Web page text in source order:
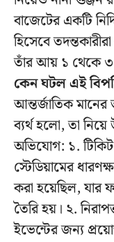
বাজেটের একটি
হিসেবে
তাঁর আয় ১ থেকে ৩
কেন ঘটল এই
আন্তর্জাতিক মানের
ব্যর্থ হলো, তা
অভিযোগ: ১.
স্টেডিয়ামের
করা হয়েছিল, যার
তৈরি হয়। ২.
ইভেন্টের জন্য